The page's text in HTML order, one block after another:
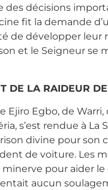
décisions
fit la demande
de développer leur
et le Seigneur se
DE LA RAIDEUR
Ejiro Egbo, de Warri,
s’est rendue à La
divine pour son
de voiture. Les
minerve pour aider le
aucun